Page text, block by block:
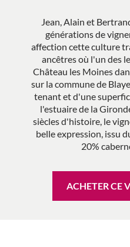
Jean, Alain et
générations de
affection cette culture
ancêtres où l'un des
Château les Moines
sur la commune de
tenant et d'une
l'estuaire de la
siècles d'histoire, le
belle expression, issu
20%
ACHETER CE